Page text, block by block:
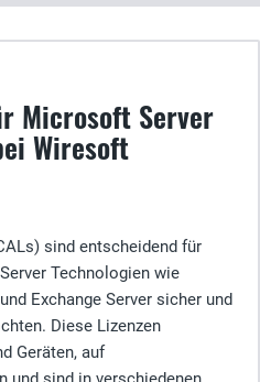
Microsoft Server
Wiresoft
sind entscheidend für
Technologien wie
Exchange Server sicher und
Diese Lizenzen
Geräten, auf